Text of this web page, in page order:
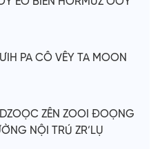
PA CÔ VÊY TA MOON
ZÊN ZOOI ĐOỌNG
NỘI TRÚ ZR’LỤ